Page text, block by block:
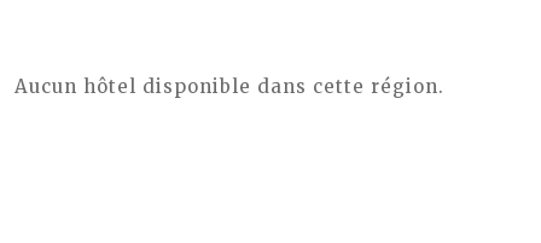
Aucun hôtel disponible dans cette région.